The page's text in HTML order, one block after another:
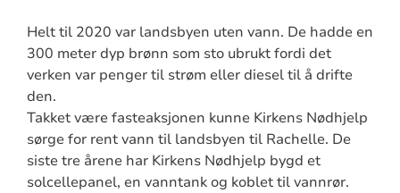
Helt til 2020 var landsbyen uten vann. De hadde en
300 meter dyp brønn som sto ubrukt fordi det
verken var penger til strøm eller diesel til å drifte
den.
Takket være fasteaksjonen kunne Kirkens Nødhjelp
sørge for rent vann til landsbyen til Rachelle. De
siste tre årene har Kirkens Nødhjelp bygd et
solcellepanel, en vanntank og koblet til vannrør.